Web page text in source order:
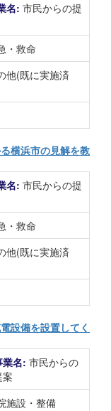
名: 市民からの提
・救命
他(既に実施済
横浜市の見解を教
名: 市民からの提
・救命
他(既に実施済
設備を設置してく
業名: 市民からの
案
施設・整備